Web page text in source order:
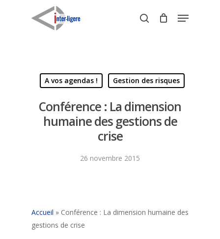
search
Menu
A vos agendas ! Gestion des risques
Conférence : La dimension
humaine des gestions de
crise
26 novembre 2015
Accueil » Conférence : La dimension humaine des
gestions de crise